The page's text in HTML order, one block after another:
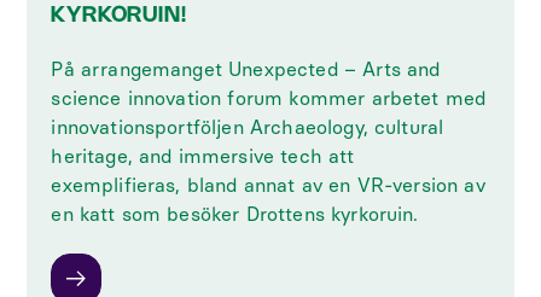
KYRKORUIN!
På arrangemanget Unexpected – Arts and
science innovation forum kommer arbetet med
innovationsportföljen Archaeology, cultural
heritage, and immersive tech att
exemplifieras, bland annat av en VR-version av
en katt som besöker Drottens kyrkoruin.